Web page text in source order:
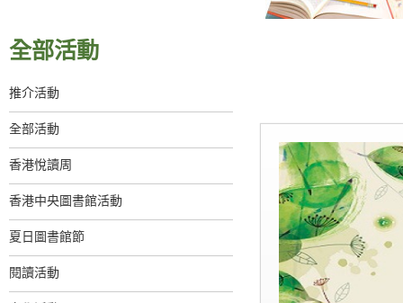
全部活動
推介活動
全部活動
香港悅讀周
香港中央圖書館活動
夏日圖書館節
閱讀活動